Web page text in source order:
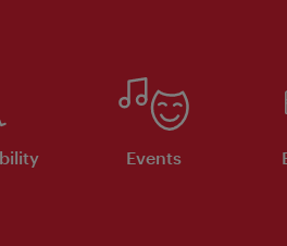
Events